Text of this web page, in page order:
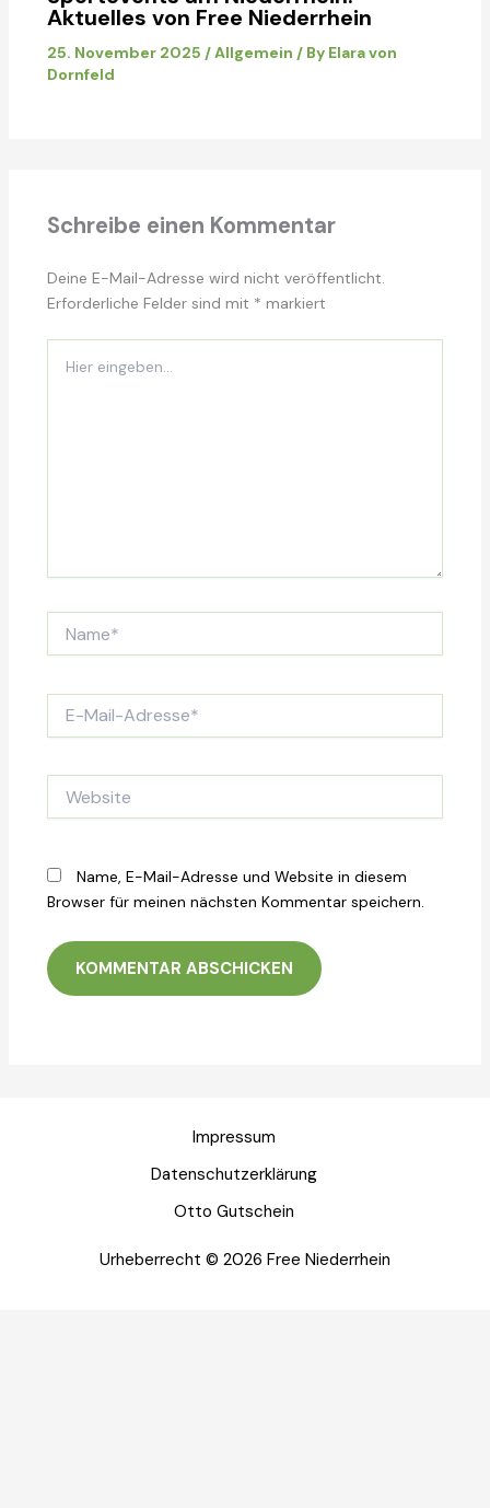
Aktuelles von Free Niederrhein
25. November 2025 /Allgemein / By Elara von
Dornfeld
Schreibe einen Kommentar
Deine E-Mail-Adresse wird nicht veröffentlicht.
Erforderliche Felder sind mit * markiert
eingeben…
Mail-
Name, E-Mail-Adresse und Website in diesem
Browser für meinen nächsten Kommentar speichern.
Impressum
Datenschutzerklärung
Otto Gutschein
Urheberrecht © 2026 Free Niederrhein